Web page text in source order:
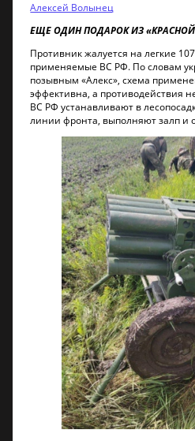
Алексей Волынец
ЕЩЕ ОДИН ПОДАРОК ИЗ
Противник жалуется на легкие
применяемые ВС РФ. По словам
позывным «Алекс», схема
эффективна, а противодействия
ВС РФ устанавливают в
линии фронта, выполняют залп и